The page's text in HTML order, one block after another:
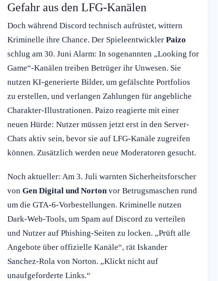
Gefahr aus den LFG-Kanälen
Doch während Discord technisch aufrüstet, wittern
Kriminelle ihre Chance. Der Spieleentwickler Paizo
schlug am 30. Juni Alarm: In sogenannten „Looking for
Game“-Kanälen treiben Betrüger ihr Unwesen. Sie
nutzen KI-generierte Bilder, um gefälschte Portfolios
zu erstellen, und verlangen Zahlungen für angebliche
Charakter-Illustrationen. Paizo reagierte mit einer
neuen Hürde: Nutzer müssen jetzt erst in den Server-
Chats aktiv sein, bevor sie auf LFG-Kanäle zugreifen
können. Zusätzlich werden neue Moderatoren gesucht.
Noch aktueller: Am 3. Juli warnten Sicherheitsforscher
von Gen Digital und Nortonvor Betrugsmaschen rund
um die GTA-6-Vorbestellungen. Kriminelle nutzen
Dark-Web-Tools, um Spam auf Discord zu verteilen
und Nutzer auf Phishing-Seiten zu locken. „Prüft alle
Angebote über offizielle Kanäle“, rät Iskander
Sanchez-Rola von Norton. „Klickt nicht auf
unaufgeforderte Links.“